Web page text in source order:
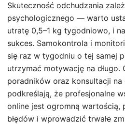
Skuteczność odchudzania
psychologicznego — warto
utratę 0,5–1 kg tygodniowo, i
sukces. Samokontrola i
się raz w tygodniu o tej samej
utrzymać motywację na długo.
poradników oraz konsultacji na
podkreślają, że profesjonalne
online jest ogromną wartością,
błędów i wprowadzić trwałe